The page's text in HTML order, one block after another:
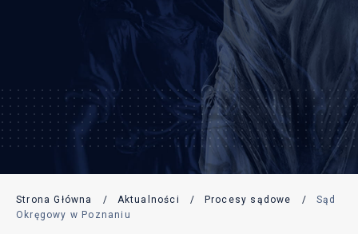
Strona Główna / Aktualności / Procesy sądowe /
Sąd
Okręgowy w Poznaniu